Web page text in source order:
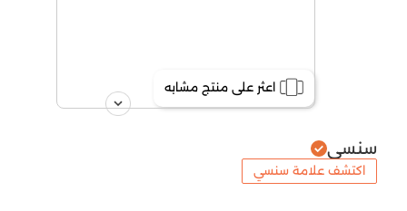
اعثر على منتج مشابه
سنسي
اكتشف علامة سنسي